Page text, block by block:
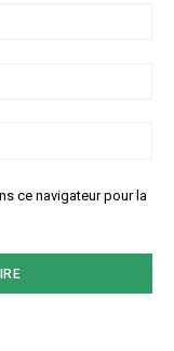
ce navigateur pour la